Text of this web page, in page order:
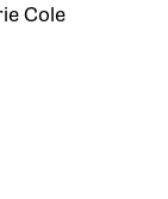
Cole